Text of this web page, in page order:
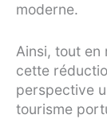
moderne.
Ainsi, tout en
cette
perspective
tourisme